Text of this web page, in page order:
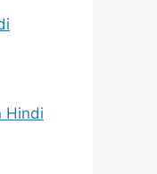
Hindi